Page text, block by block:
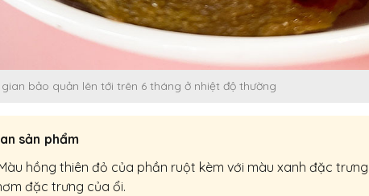
bảo quản lên tới trên 6 tháng ở nhiệt độ thường
sản phẩm
hồng thiên đỏ của phần ruột kèm với màu xanh đặc
đặc trưng của ổi.